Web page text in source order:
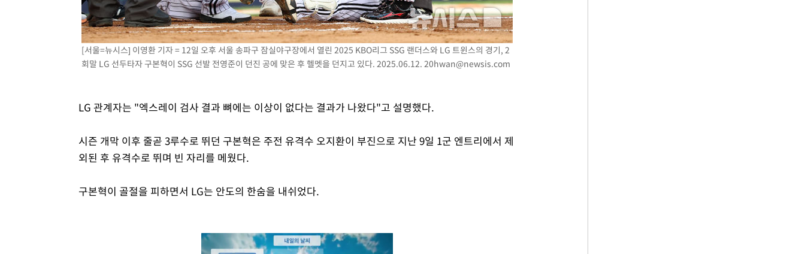
[서울=뉴시스] 이영환 기자 = 12일 오후 서울 송파구 잠실야구장에서 열린 2025 KBO리그 SSG 랜더스와 LG 트윈스의 경기, 2
회말 LG 선두타자 구본혁이 SSG 선발 전영준이 던진 공에 맞은 후 헬멧을 던지고 있다. 2025.06.12. 20hwan@newsis.com
LG 관계자는 "엑스레이 검사 결과 뼈에는 이상이 없다는 결과가 나왔다"고 설명했다.
시즌 개막 이후 줄곧 3루수로 뛰던 구본혁은 주전 유격수 오지환이 부진으로 지난 9일 1군 엔트리에서 제
외된 후 유격수로 뛰며 빈 자리를 메웠다.
구본혁이 골절을 피하면서 LG는 안도의 한숨을 내쉬었다.